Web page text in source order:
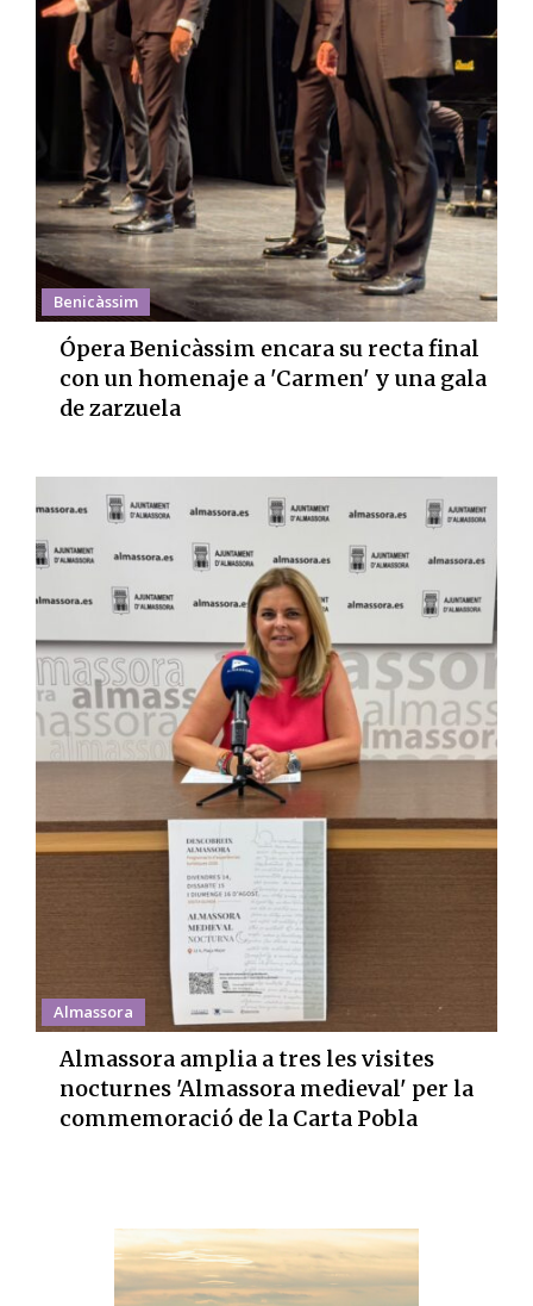
Benicàssim
Ópera Benicàssim encara su recta final
con un homenaje a 'Carmen' y una gala
de zarzuela
Almassora
Almassora amplia a tres les visites
nocturnes 'Almassora medieval' per la
commemoració de la Carta Pobla